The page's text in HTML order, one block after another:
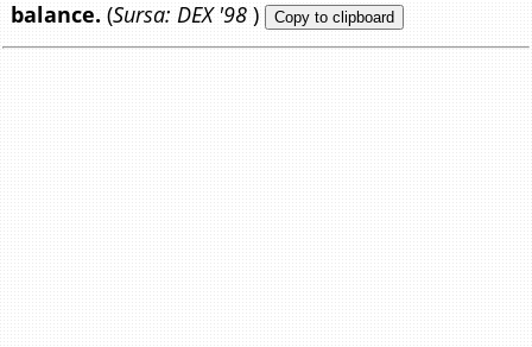
balance. (Sursa: DEX '98 ) Copy to clipboard